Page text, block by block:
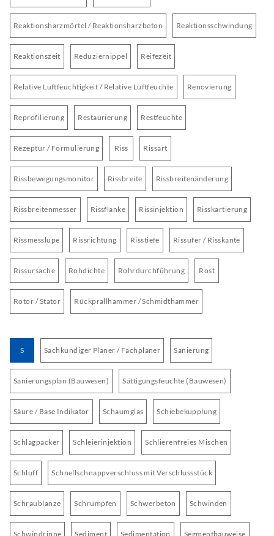
Reaktionsharzmörtel / Reaktionsharzbeton Reaktionsschwindung
Reaktionszeit Reduziernippel Reifezeit
Relative Luftfeuchtigkeit / Relative Luftfeuchte Renovierung
Reprofilierung Restaurierung Restfeuchte
Rezeptur / Formulierung Riss Rissart
Rissbewegungsmonitor Rissbreite Rissbreitenänderung
Rissbreitenmesser Rissflanke Rissinjektion Risskartierung
Rissmesslupe Rissrichtung Risstiefe Rissufer / Risskante
Rissursache Rohdichte Rohrdurchführung Rost
Rotor / Stator Rückprallhammer / Schmidthammer
S Sachkundiger Planer / Fachplaner Sanierung
Sanierungsplan (Bauwesen) Sättigungsfeuchte (Bauwesen)
Säure / Base Indikator Schaumglas Schiebekupplung
Schlagpacker Schleierinjektion Schlierenfreies Mischen
Schluff Schnellschnappverschluss mit Verschlussstück
Schraublanze Schrumpfen Schwerbeton Schwinden
Schwindrinne Sediment Sedimentation Segmentbauweise